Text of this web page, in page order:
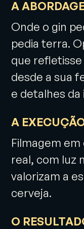
A
Onde o gin
pedia terra.
que refletisse
desde a sua
e detalhes da
A
Filmagem
real, com luz
valorizam a
cerveja.
O